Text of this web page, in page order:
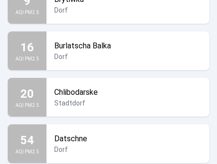
AQI PM2.5 Dorf
16
AQI PM2.5
Burlatscha Balka
Dorf
20
AQI PM2.5
Chlibodarske
Stadtdorf
54
AQI PM2.5
Datschne
Dorf